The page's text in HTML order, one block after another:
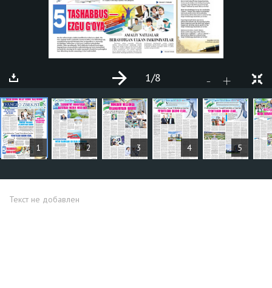
1 2 3 4 5
- +
1/8
СТАТЬИ
Текст не добавлен